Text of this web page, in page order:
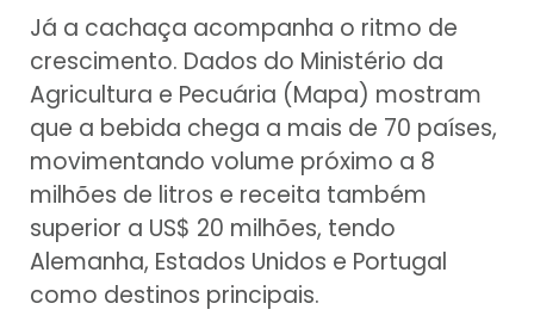
Já a cachaça acompanha o ritmo de
crescimento. Dados do Ministério da
Agricultura e Pecuária (Mapa) mostram
que a bebida chega a mais de 70 países,
movimentando volume próximo a 8
milhões de litros e receita também
superior a US$ 20 milhões, tendo
Alemanha, Estados Unidos e Portugal
como destinos principais.